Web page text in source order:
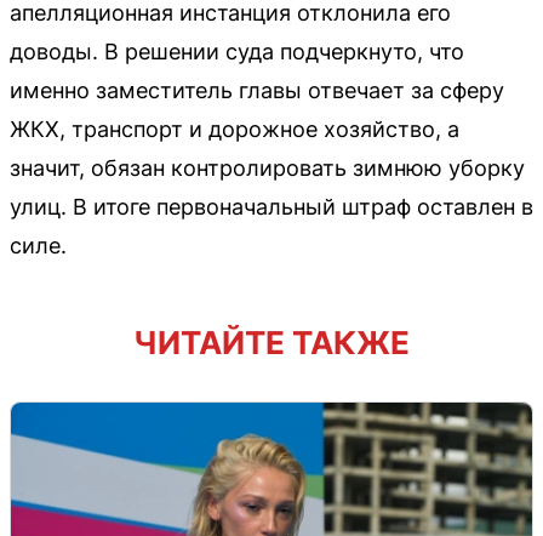
апелляционная инстанция отклонила его
доводы. В решении суда подчеркнуто, что
именно заместитель главы отвечает за сферу
ЖКХ, транспорт и дорожное хозяйство, а
значит, обязан контролировать зимнюю уборку
улиц. В итоге первоначальный штраф оставлен в
силе.
ЧИТАЙТЕ ТАКЖЕ